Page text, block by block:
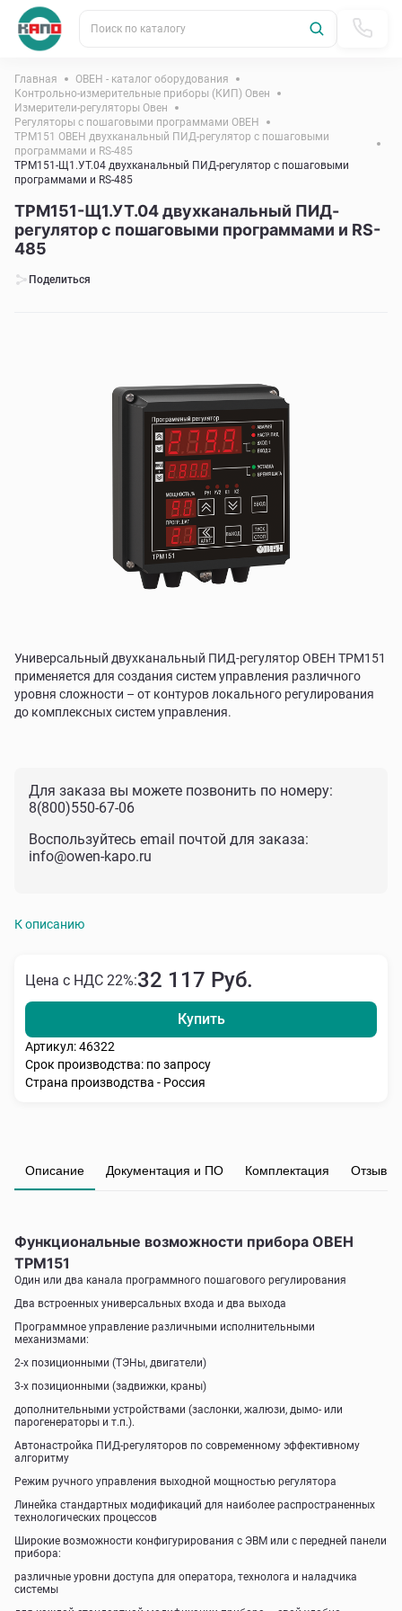
Поиск по каталогу
Главная
ОВЕН - каталог оборудования
Контрольно-измерительные приборы (КИП) Овен
Измерители-регуляторы Овен
Регуляторы с пошаговыми программами ОВЕН
ТРМ151 ОВЕН двухканальный ПИД-регулятор с пошаговыми
программами и RS-485
ТРМ151-Щ1.УТ.04 двухканальный ПИД-регулятор с пошаговыми
программами и RS-485
ТРМ151-Щ1.УТ.04 двухканальный ПИД-
регулятор с пошаговыми программами и RS-
485
Поделиться
Универсальный двухканальный ПИД-регулятор ОВЕН ТРМ151
применяется для создания систем управления различного
уровня сложности – от контуров локального регулирования
до комплексных систем управления.
Для заказа вы можете позвонить по номеру:
8(800)550-67-06
Воспользуйтесь email почтой для заказа:
info@owen-kapo.ru
К описанию
Цена с НДС 22%:32 117 Руб.
Купить
Артикул: 46322
Срок производства: по запросу
Страна производства - Россия
Описание Документация и ПО Комплектация Отзывы
Функциональные возможности прибора ОВЕН
ТРМ151
Один или два канала программного пошагового регулирования
Два встроенных универсальных входа и два выхода
Программное управление различными исполнительными
механизмами:
2-х позиционными (ТЭНы, двигатели)
3-х позиционными (задвижки, краны)
дополнительными устройствами (заслонки, жалюзи, дымо- или
парогенераторы и т.п.).
Автонастройка ПИД-регуляторов по современному эффективному
алгоритму
Режим ручного управления выходной мощностью регулятора
Линейка стандартных модификаций для наиболее распространенных
технологических процессов
Широкие возможности конфигурирования с ЭВМ или с передней панели
прибора:
различные уровни доступа для оператора, технолога и наладчика
системы